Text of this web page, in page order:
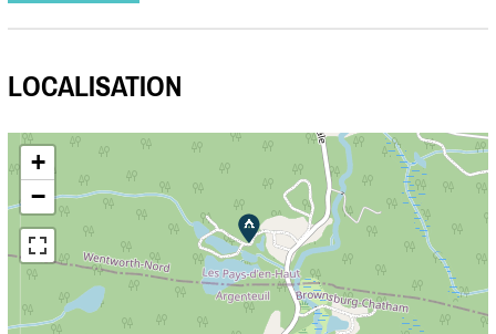
LOCALISATION
+
−